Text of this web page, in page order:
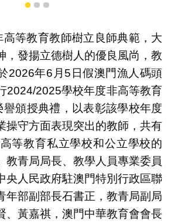
1 2 3
高等教育教師樹立良師典範，大
，發揚立德樹人的優良風尚，教
2026年6月5日假澳門漁人碼頭
2024/2025學校年度非高等教育
譽頒授典禮，以表彰該學校年度
操守方面表現突出的教師，共有
等教育私立學校和公立學校的
教青局局長、教學人員專業委員
央人民政府駐澳門特別行政區聯
年部副部長石書正，教青局副局
、黃嘉祺，澳門中華教育會會長